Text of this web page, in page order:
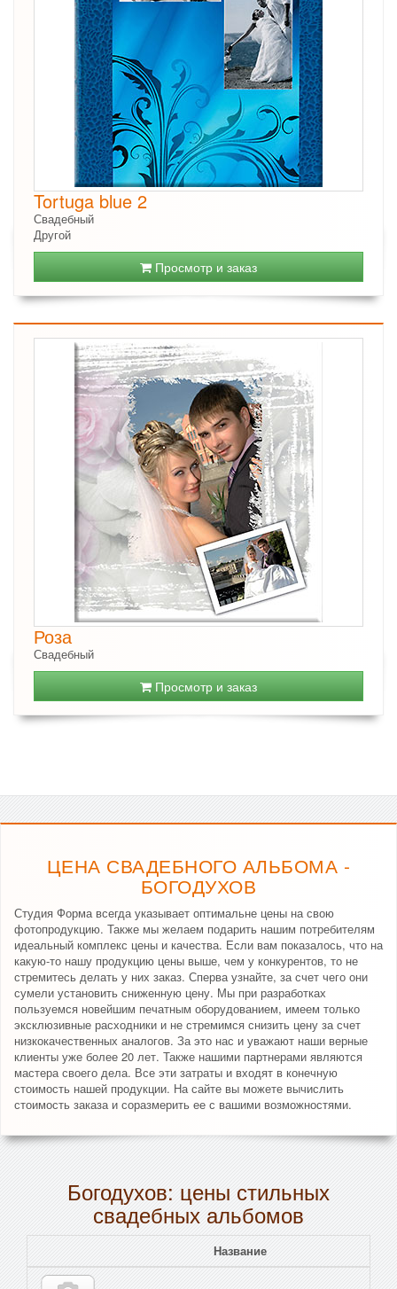
Tortuga blue 2
Свадебный
Другой
Просмотр и заказ
Роза
Свадебный
Просмотр и заказ
ЦЕНА СВАДЕБНОГО АЛЬБОМА -
БОГОДУХОВ
Студия Форма всегда указывает оптимальне цены на свою
фотопродукцию. Также мы желаем подарить нашим потребителям
идеальный комплекс цены и качества. Если вам показалось, что на
какую-то нашу продукцию цены выше, чем у конкурентов, то не
стремитесь делать у них заказ. Сперва узнайте, за счет чего они
сумели установить сниженную цену. Мы при разработках
пользуемся новейшим печатным оборудованием, имеем только
эксклюзивные расходники и не стремимся снизить цену за счет
низкокачественных аналогов. За это нас и уважают наши верные
клиенты уже более 20 лет. Также нашими партнерами являются
мастера своего дела. Все эти затраты и входят в конечную
стоимость нашей продукции. На сайте вы можете вычислить
стоимость заказа и соразмерить ее с вашими возможностями.
Богодухов: цены стильных
свадебных альбомов
Название